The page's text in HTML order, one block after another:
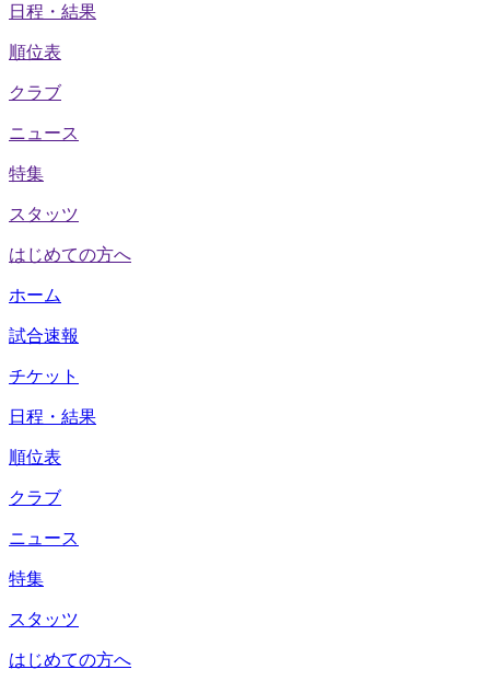
日程・結果
順位表
クラブ
ニュース
特集
スタッツ
はじめての方へ
ホーム
試合速報
チケット
日程・結果
順位表
クラブ
ニュース
特集
スタッツ
はじめての方へ